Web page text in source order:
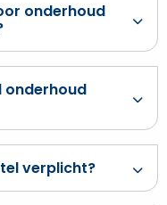
onderhoud
onderhoud
verplicht?